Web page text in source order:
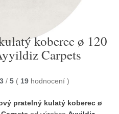
koberec ø 120
Carpets
/ 5 ( 19 hodnocení )
pratelný kulatý koberec ø